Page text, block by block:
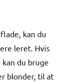
kan du
leret. Hvis
du bruge
blonder, til at